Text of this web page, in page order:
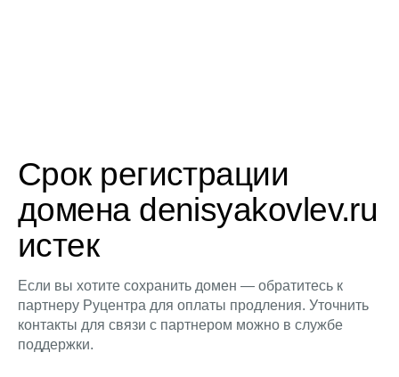
Срок регистрации
домена denisyakovlev.ru
истек
Если вы хотите сохранить домен — обратитесь к
партнеру Руцентра для оплаты продления. Уточнить
контакты для связи с партнером можно в службе
поддержки.